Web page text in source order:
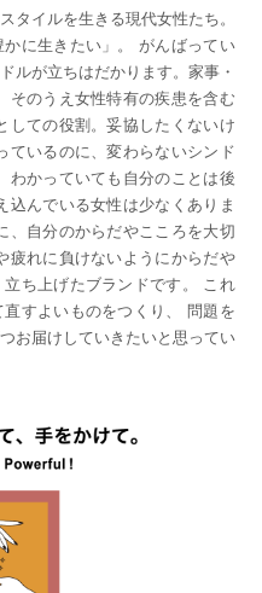
タイルを生きる現代女性たち。
かに生きたい」。 がんばってい
ルが立ちはだかります。家事・
のうえ女性特有の疾患を含む
しての役割。妥協したくないけ
ているのに、変わらないシンド
かっていても自分のことは後
んでいる女性は少なくありま
、自分のからだやこころを大切
疲れに負けないようにからだや
ち上げたブランドです。 これ
すよいものをつくり、 問題を
お届けしていきたいと思ってい